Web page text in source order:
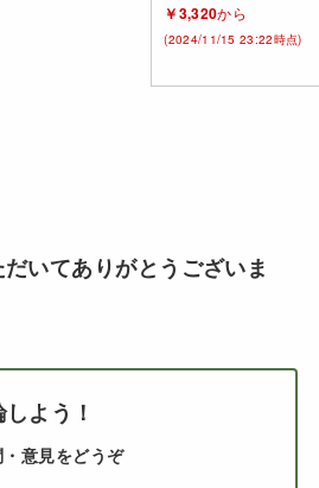
￥3,320から
(2024/11/15 23:22時点)
いてありがとうございま
よう！
意見をどうぞ